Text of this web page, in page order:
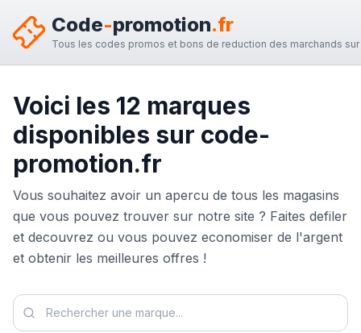
Code-promotion.fr
Tous les codes promos et bons de reduction des marchands
Voici les 12 marques
disponibles sur code-
promotion.fr
Vous souhaitez avoir un apercu de tous les magasins
que vous pouvez trouver sur notre site ? Faites defiler
et decouvrez ou vous pouvez economiser de l'argent
et obtenir les meilleures offres !